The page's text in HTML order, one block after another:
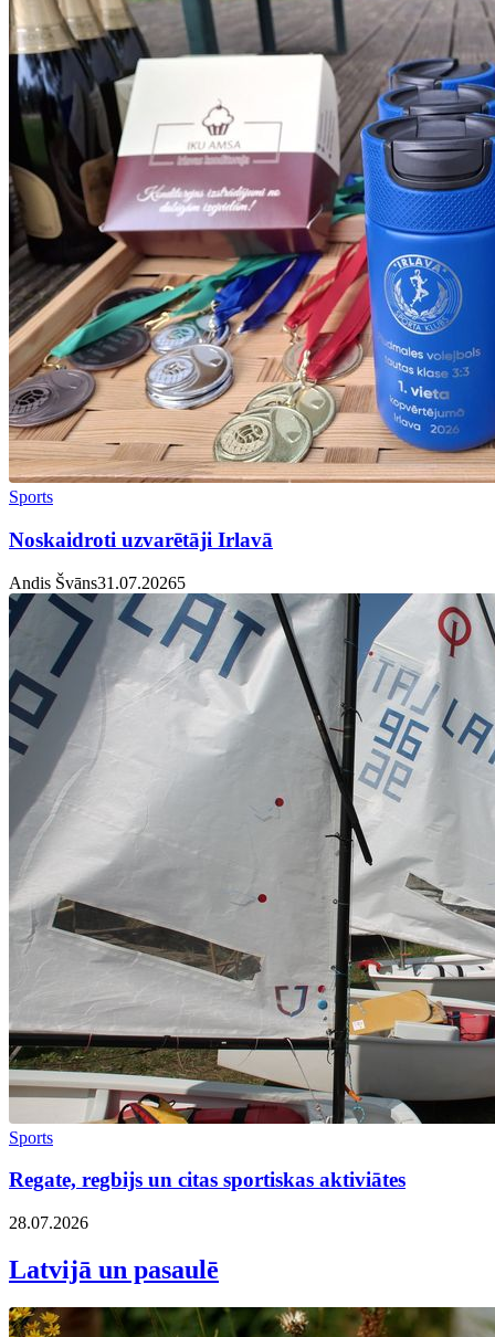
Sports
Noskaidroti uzvarētāji Irlavā
Andis Švāns31.07.20265
Sports
Regate, regbijs un citas sportiskas aktiviātes
28.07.2026
Latvijā un pasaulē